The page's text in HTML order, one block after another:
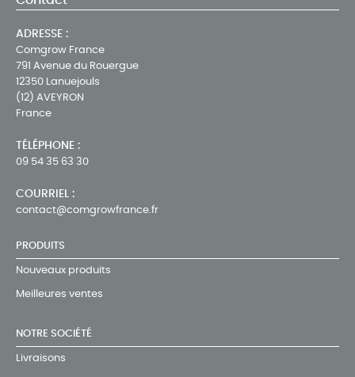
ADRESSE :
Comgrow France
791 Avenue du Rouergue
12350 Lanuejouls
(12) AVEYRON
France
TÉLÉPHONE :
09 54 35 63 30
COURRIEL :
contact@comgrowfrance.fr
PRODUITS
Nouveaux produits
Meilleures ventes
NOTRE SOCIÉTÉ
Livraisons